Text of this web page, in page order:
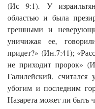
(Ис 9:1). У
областью и была
грешными и
уничижая ее,
придет?» (Ин.7:41);
не приходит пророк»
Галилейский,
убогим и последним
Назарета может ли быть